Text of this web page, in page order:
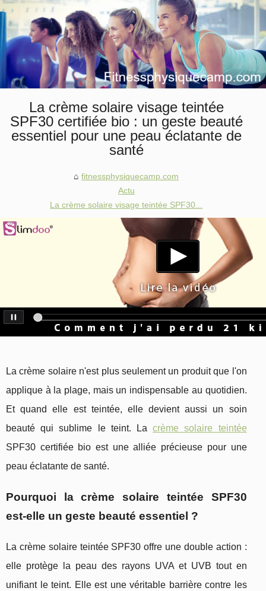
La crème solaire visage teintée
SPF30 certifiée bio : un geste beauté
essentiel pour une peau éclatante de
santé
fitnessphysiquecamp.com
Actu
La crème solaire visage teintée SPF30...
La crème solaire n'est plus seulement un produit que l'on
applique à la plage, mais un indispensable au quotidien.
Et quand elle est teintée, elle devient aussi un soin
beauté qui sublime le teint. Lacrème solaire teintée
SPF30 certifiée bio est une alliée précieuse pour une
peau éclatante de santé.
Pourquoi la crème solaire teintée SPF30
est-elle un geste beauté essentiel ?
La crème solaire teintée SPF30 offre une double action :
elle protège la peau des rayons UVA et UVB tout en
unifiant le teint. Elle est une véritable barrière contre les